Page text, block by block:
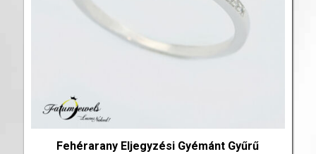
Fehérarany Eljegyzési Gyémánt Gyűrű